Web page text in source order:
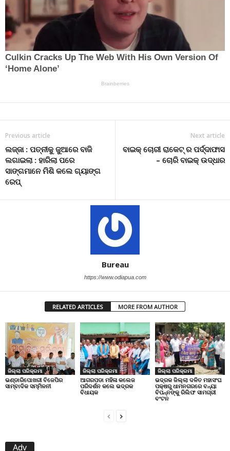
Previous article
ଲଜ୍ଜା : ପତ୍ନୀକୁ ଜୁଆରେ ବାଜି
ଲଗାଇଲା : ହାରିଲା ପରେ
ସାଙ୍ଗମାନେ ମିଶି କଲେ ଗ୍ୟାଙ୍ଗ
ରେପ୍
Next article
ବାଇକ୍ ଚୋରୀ ରାକେଟ୍ ର ପର୍ଦ୍ଦାଫାସ
– ଚୋରି ବାଇକ୍ ଉଦ୍ଧାର
Bureau
https://www.odiapua.com
RELATED ARTICLES MORE FROM AUTHOR
ଜିଲ୍ଲା ପରିକ୍ରମା
ଭଣ୍ଡାରିପୋଖରୀ ବିଜେପିର
ସାମ୍ବାଦିକ ସମ୍ମିଳନୀ
ଜିଲ୍ଲା ପରିକ୍ରମା
ଆଗରପଡା ମହିଳା କଲେଜ
ପରିଦର୍ଶନ କଲେ ଭଦ୍ରକ
ବିଧାୟକ
ଜିଲ୍ଲା ପରିକ୍ରମା
ଭଦ୍ରକ ଜିଲ୍ଲା ଦଳିତ ମହାସଂଘ
ପକ୍ଷରୁ ଧାମନଗରରେ ବନ୍ୟା
ବିପନ୍ନଙ୍କୁ ରିଲିଫ ସାମଗ୍ରୀ
ବଂଟନ
Adv